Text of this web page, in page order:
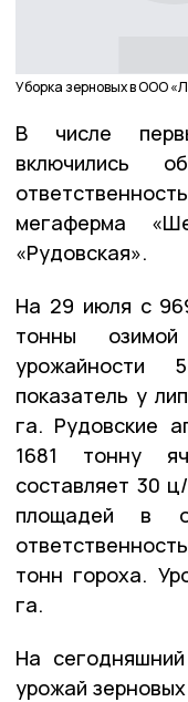
Уборка зерновых в ООО
В числе
включились
мегаферма
«Рудовская».
На 29 июля с
тонны
показатель у
га. Рудовские
1681 тонну
составляет 30
площадей в
тонн гороха.
га.
На
урожай